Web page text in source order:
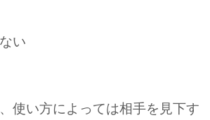
い
使い方によっては相手を見下す